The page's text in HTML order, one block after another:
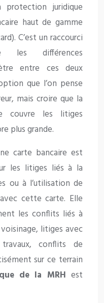
juridique
haut de gamme
C’est un raccourci
les différences
entre ces deux
que l’on pense
mais croire que la
couvre les litiges
plus grande.
carte bancaire est
les litiges liés à la
ou à l’utilisation de
cette carte. Elle
les conflits liés à
litiges avec
conflits de
sur ce terrain
de la MRH est